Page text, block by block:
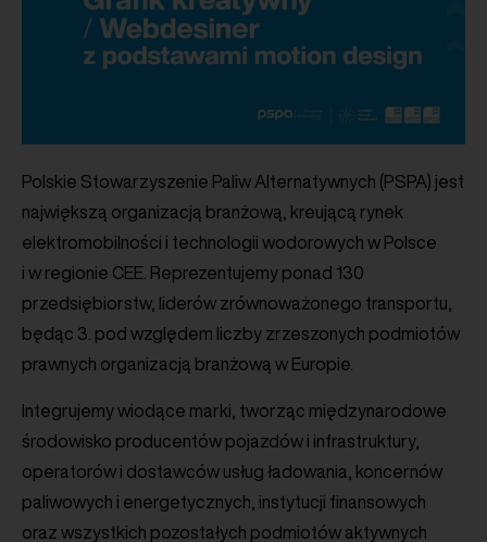
Polskie Stowarzyszenie Paliw Alternatywnych (PSPA) jest
największą organizacją branżową, kreującą rynek
elektromobilności i technologii wodorowych w Polsce
i w regionie CEE. Reprezentujemy ponad 130
przedsiębiorstw, liderów zrównoważonego transportu,
będąc 3. pod względem liczby zrzeszonych podmiotów
prawnych organizacją branżową w Europie.
Integrujemy wiodące marki, tworząc międzynarodowe
środowisko producentów pojazdów i infrastruktury,
operatorów i dostawców usług ładowania, koncernów
paliwowych i energetycznych, instytucji finansowych
oraz wszystkich pozostałych podmiotów aktywnych